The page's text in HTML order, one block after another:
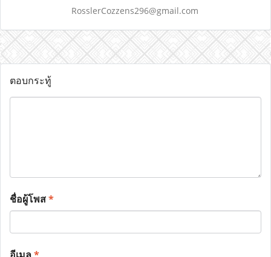
RosslerCozzens296@gmail.com
ตอบกระทู้
ชื่อผู้โพส*